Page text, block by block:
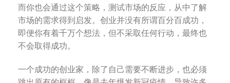
而你也会通过这个策略，测试市场的反应，从中了解
市场的需求得到启发。创业并没有所谓百分百成功，
即便你有着千万个想法，但不采取任何行动，最终也
不会取得成功。
一个成功的创业家，除了自己需要不断进步，也必须